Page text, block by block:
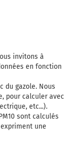
invitons à
en fonction
du gazole. Nous
pour calculer avec
etc...).
sont calculés
une